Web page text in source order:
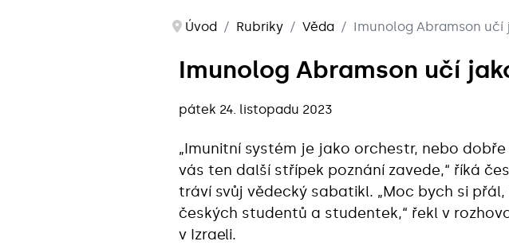
Úvod Rubriky Věda Imunolog Abramson učí
Imunolog Abramson učí
pátek 24. listopadu 2023
„Imunitní systém je jako orchestr, nebo
vás ten další střípek poznání zavede,“ říká
tráví svůj vědecký sabatikl. „Moc bych si
českých studentů a studentek,“ řekl v
v Izraeli.